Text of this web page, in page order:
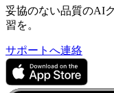
妥協のない品質のAI
習を。
サポートへ連絡